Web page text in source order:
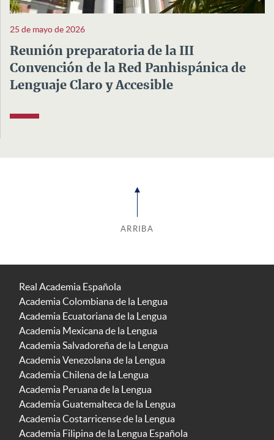
25 de mayo de 2026
Reunión preparatoria de la III
Convención de la Red Panhispánica de
Lenguaje Claro y Accesible
ARRIBA
Real Academia Española
Academia Colombiana de la Lengua
Academia Ecuatoriana de la Lengua
Academia Mexicana de la Lengua
Academia Salvadoreña de la Lengua
Academia Venezolana de la Lengua
Academia Chilena de la Lengua
Academia Peruana de la Lengua
Academia Guatemalteca de la Lengua
Academia Costarricense de la Lengua
Academia Filipina de la Lengua Española